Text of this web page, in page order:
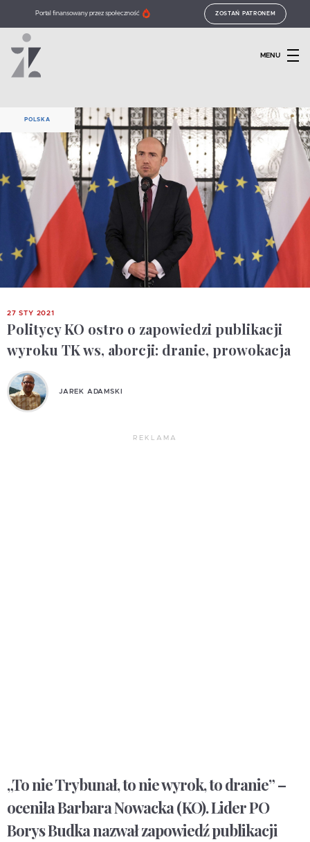
Portal finansowany przez społeczność ZOSTAŃ PATRONEM
MENU
POLSKA
27 STY 2021
Politycy KO ostro o zapowiedzi publikacji
wyroku TK ws, aborcji: dranie, prowokacja
JAREK ADAMSKI
REKLAMA
„To nie Trybunał, to nie wyrok, to dranie” –
oceniła Barbara Nowacka (KO). Lider PO
Borys Budka nazwał zapowiedź publikacji